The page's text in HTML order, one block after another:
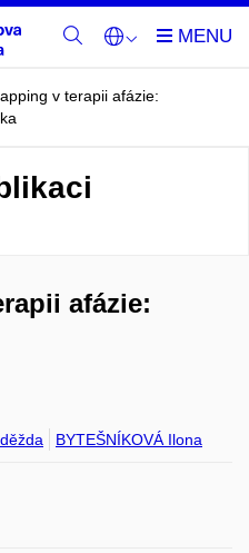
v terapii afázie:
afázie:
BYTEŠNÍKOVÁ Ilona